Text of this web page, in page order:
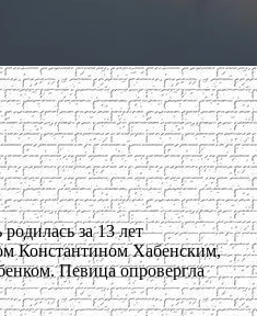
за 13 лет
Константином Хабенским,
Певица опровергла